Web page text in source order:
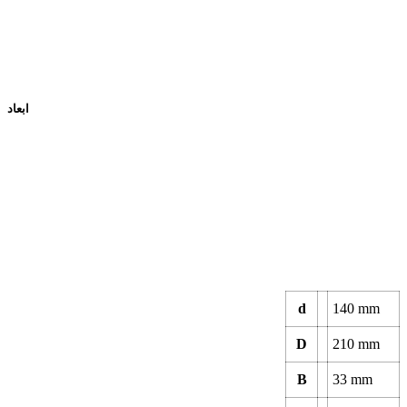
ابعاد
d 140 mm
D 210 mm
B 33 mm